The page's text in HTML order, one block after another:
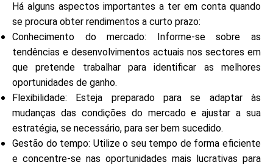
Há alguns aspectos importantes a ter em conta quando
se procura obter rendimentos a curto prazo:
Conhecimento do mercado: Informe-se sobre as
tendências e desenvolvimentos actuais nos sectores em
que pretende trabalhar para identificar as melhores
oportunidades de ganho.
Flexibilidade: Esteja preparado para se adaptar às
mudanças das condições do mercado e ajustar a sua
estratégia, se necessário, para ser bem sucedido.
Gestão do tempo: Utilize o seu tempo de forma eficiente
e concentre-se nas oportunidades mais lucrativas para